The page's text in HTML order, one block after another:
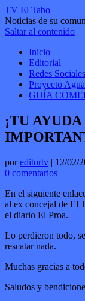
TV El Tabo
Noticias de su
Saltar al contenido
Inicio
Editorial
Redes
Proyecto
GUÍA
¡TU
poreditortv | 12/02/
0 comentarios
En el siguiente
al ex concejal de El
el diario El Proa.
Lo perdieron todo,
rescatar nada.
Muchas gracias a
Saludos y